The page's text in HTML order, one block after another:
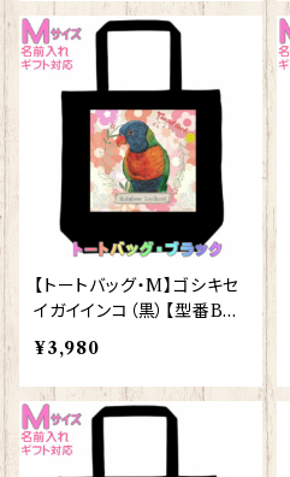
【トートバッグ・M】ゴシキセ
イガイインコ（黒）【型番BM
-60】
¥3,980